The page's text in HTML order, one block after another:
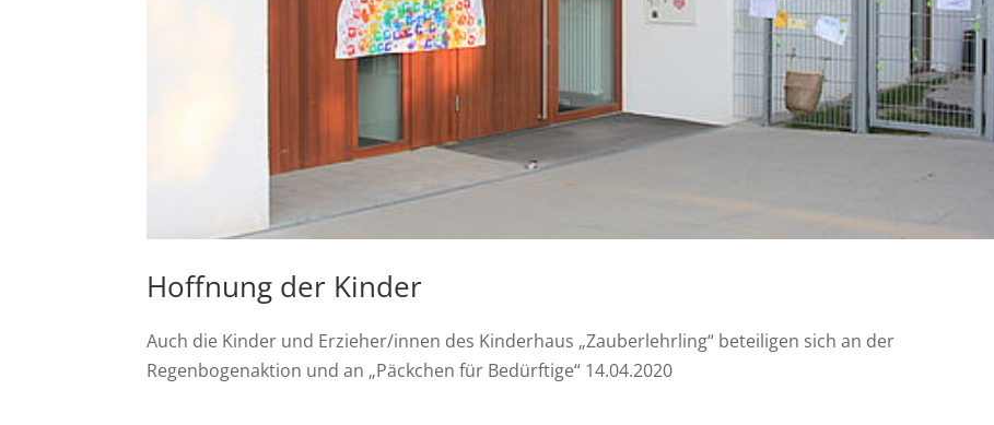
Hoffnung der Kinder
Auch die Kinder und Erzieher/innen des Kinderhaus „Zauberlehrling“ beteiligen sich an der
Regenbogenaktion und an „Päckchen für Bedürftige“ 14.04.2020